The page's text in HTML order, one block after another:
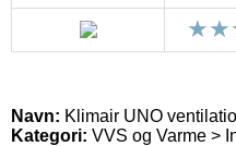
Navn: Klimair UNO
Kategori: VVS og Varme >